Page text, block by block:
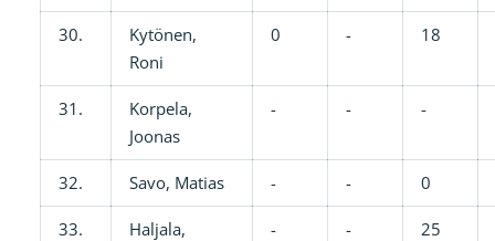
30.
Kytönen,
Roni
0 - 18
31.
Korpela,
Joonas
- - -
32. Savo, Matias - - 0
33.
Haljala,
- - 25